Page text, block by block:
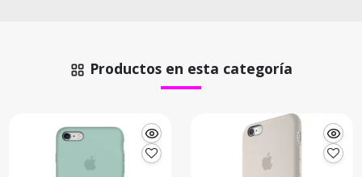
Productos en esta categoría